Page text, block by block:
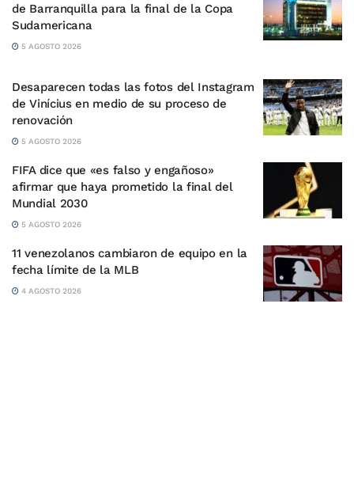
de Barranquilla para la final de la Copa
Sudamericana
5 AGOSTO 2026
Desaparecen todas las fotos del Instagram
de Vinícius en medio de su proceso de
renovación
5 AGOSTO 2026
FIFA dice que «es falso y engañoso»
afirmar que haya prometido la final del
Mundial 2030
5 AGOSTO 2026
11 venezolanos cambiaron de equipo en la
fecha límite de la MLB
4 AGOSTO 2026